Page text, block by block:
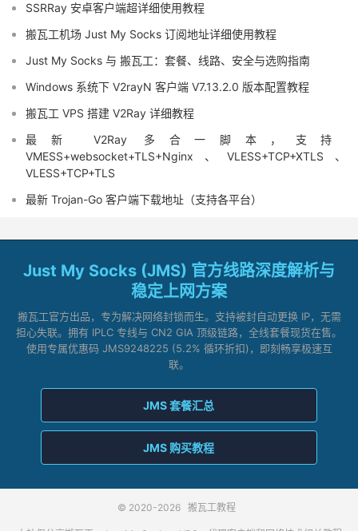
SSRRay 安卓客户端超详细使用教程
搬瓦工机场 Just My Socks 订阅地址详细使用教程
Just My Socks 与 搬瓦工：套餐、线路、安全与选购指南
Windows 系统下 V2rayN 客户端 V7.13.2.0 版本配置教程
搬瓦工 VPS 搭建 V2Ray 详细教程
最新 V2Ray 多合一脚本，支持
VMESS+websocket+TLS+Nginx、VLESS+TCP+XTLS、
VLESS+TCP+TLS
最新 Trojan-Go 客户端下载地址（支持各平台）
Just My Socks (JMS) 官方线路深度解析与
稳定上网方案
搬瓦工官方出品，专为解决网络封锁而生。支持被封自动更换 IP，无需
担心失联。拥有 IPLC 专线与 CN2 GIA 顶级链路，全线套餐现货在售。
使用专属优惠码 JMS9248225 (5.2% 循环折扣)，即刻畅享极速互
联。
JMS 套餐汇总
JMS 购买教程
© 2020-2026 搬瓦工教程